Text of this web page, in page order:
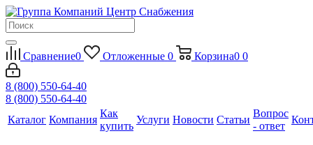
Сравнение0 Отложенные 0 Корзина0 0
8 (800) 550-64-40
8 (800) 550-64-40
Каталог Компания
Как
купить
Услуги Новости Статьи
Вопрос
- ответ